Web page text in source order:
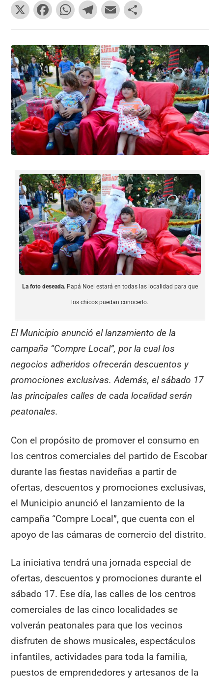
X
F
a
c
e
b
o
o
k
W
h
at
s
A
p
p
T
el
e
gr
a
m
E
m
ai
l
o
m
p
ar
tir
La foto deseada.Papá Noel estará en todas las localidad para que
los chicos puedan conocerlo.
El Municipio anunció el lanzamiento de la
campaña “Compre Local”, por la cual los
negocios adheridos ofrecerán descuentos y
promociones exclusivas. Además, el sábado 17
las principales calles de cada localidad serán
peatonales.
Con el propósito de promover el consumo en
los centros comerciales del partido de Escobar
durante las fiestas navideñas a partir de
ofertas, descuentos y promociones exclusivas,
el Municipio anunció el lanzamiento de la
campaña “Compre Local”, que cuenta con el
apoyo de las cámaras de comercio del distrito.
La iniciativa tendrá una jornada especial de
ofertas, descuentos y promociones durante el
sábado 17. Ese día, las calles de los centros
comerciales de las cinco localidades se
volverán peatonales para que los vecinos
disfruten de shows musicales, espectáculos
infantiles, actividades para toda la familia,
puestos de emprendedores y artesanos de la